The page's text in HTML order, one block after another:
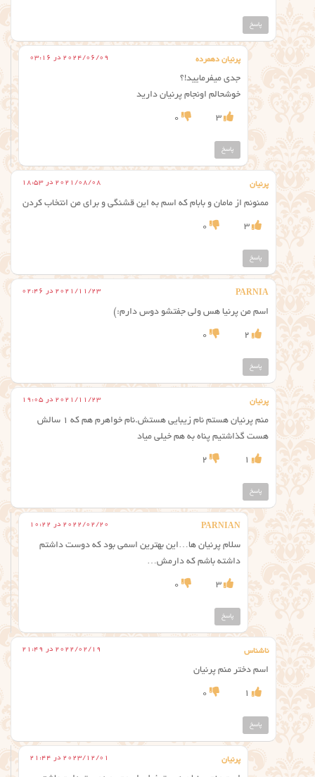
پاسخ
پرنیان دهمرده 2024/06/09 در 03:16
جدی میفرمایید!؟
خوشحالم اونجام پرنیان دارید
3
0
پاسخ
پرنیان 2021/08/08 در 18:53
ممنونم از مامان و بابام که اسم به این قشنگی و برای من انتخاب کردن
3
0
پاسخ
PARNIA 2021/11/23 در 02:46
اسم من پرنیا هس ولی جفتشو دوس دارم:)
2
0
پاسخ
پرنیان 2021/11/23 در 19:05
منم پرنیان هستم نام زیبایی هستش.نام خواهرم هم که ۱ سالش
هست گذاشتیم پناه به هم خیلی میاد
1
2
پاسخ
PARNIAN 2022/02/20 در 10:22
سلام پرنیان ها…این بهترین اسمی بود که دوست داشتم
داشته باشم که دارمش…
3
0
پاسخ
ناشناس 2022/02/19 در 21:49
اسم دختر منم پرنیان
1
0
پاسخ
پرنیان 2023/12/01 در 21:44